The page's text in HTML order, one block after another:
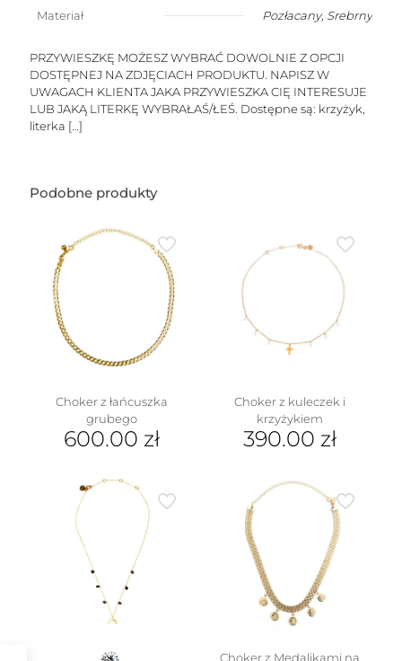
do
wyboru)
Materiał Pozłacany, Srebrny
PRZYWIESZKĘ MOŻESZ WYBRAĆ DOWOLNIE Z OPCJI
DOSTĘPNEJ NA ZDJĘCIACH PRODUKTU. NAPISZ W
UWAGACH KLIENTA JAKA PRZYWIESZKA CIĘ INTERESUJE
LUB JAKĄ LITERKĘ WYBRAŁAŚ/ŁEŚ. Dostępne są: krzyżyk,
literka […]
Podobne produkty
Choker z łańcuszka
grubego
600.00 zł
Choker z kuleczek i
krzyżykiem
390.00 zł
Choker z Medalikami na